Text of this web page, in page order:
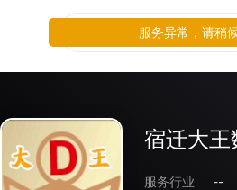
宿迁大王
服务行业
--
服务异常，请稍